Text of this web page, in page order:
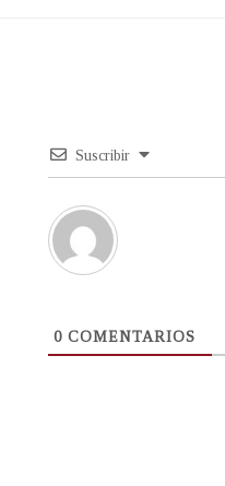
Suscribir
0 COMENTARIOS